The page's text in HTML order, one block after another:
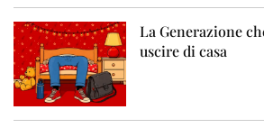
La Generazione
uscire di casa